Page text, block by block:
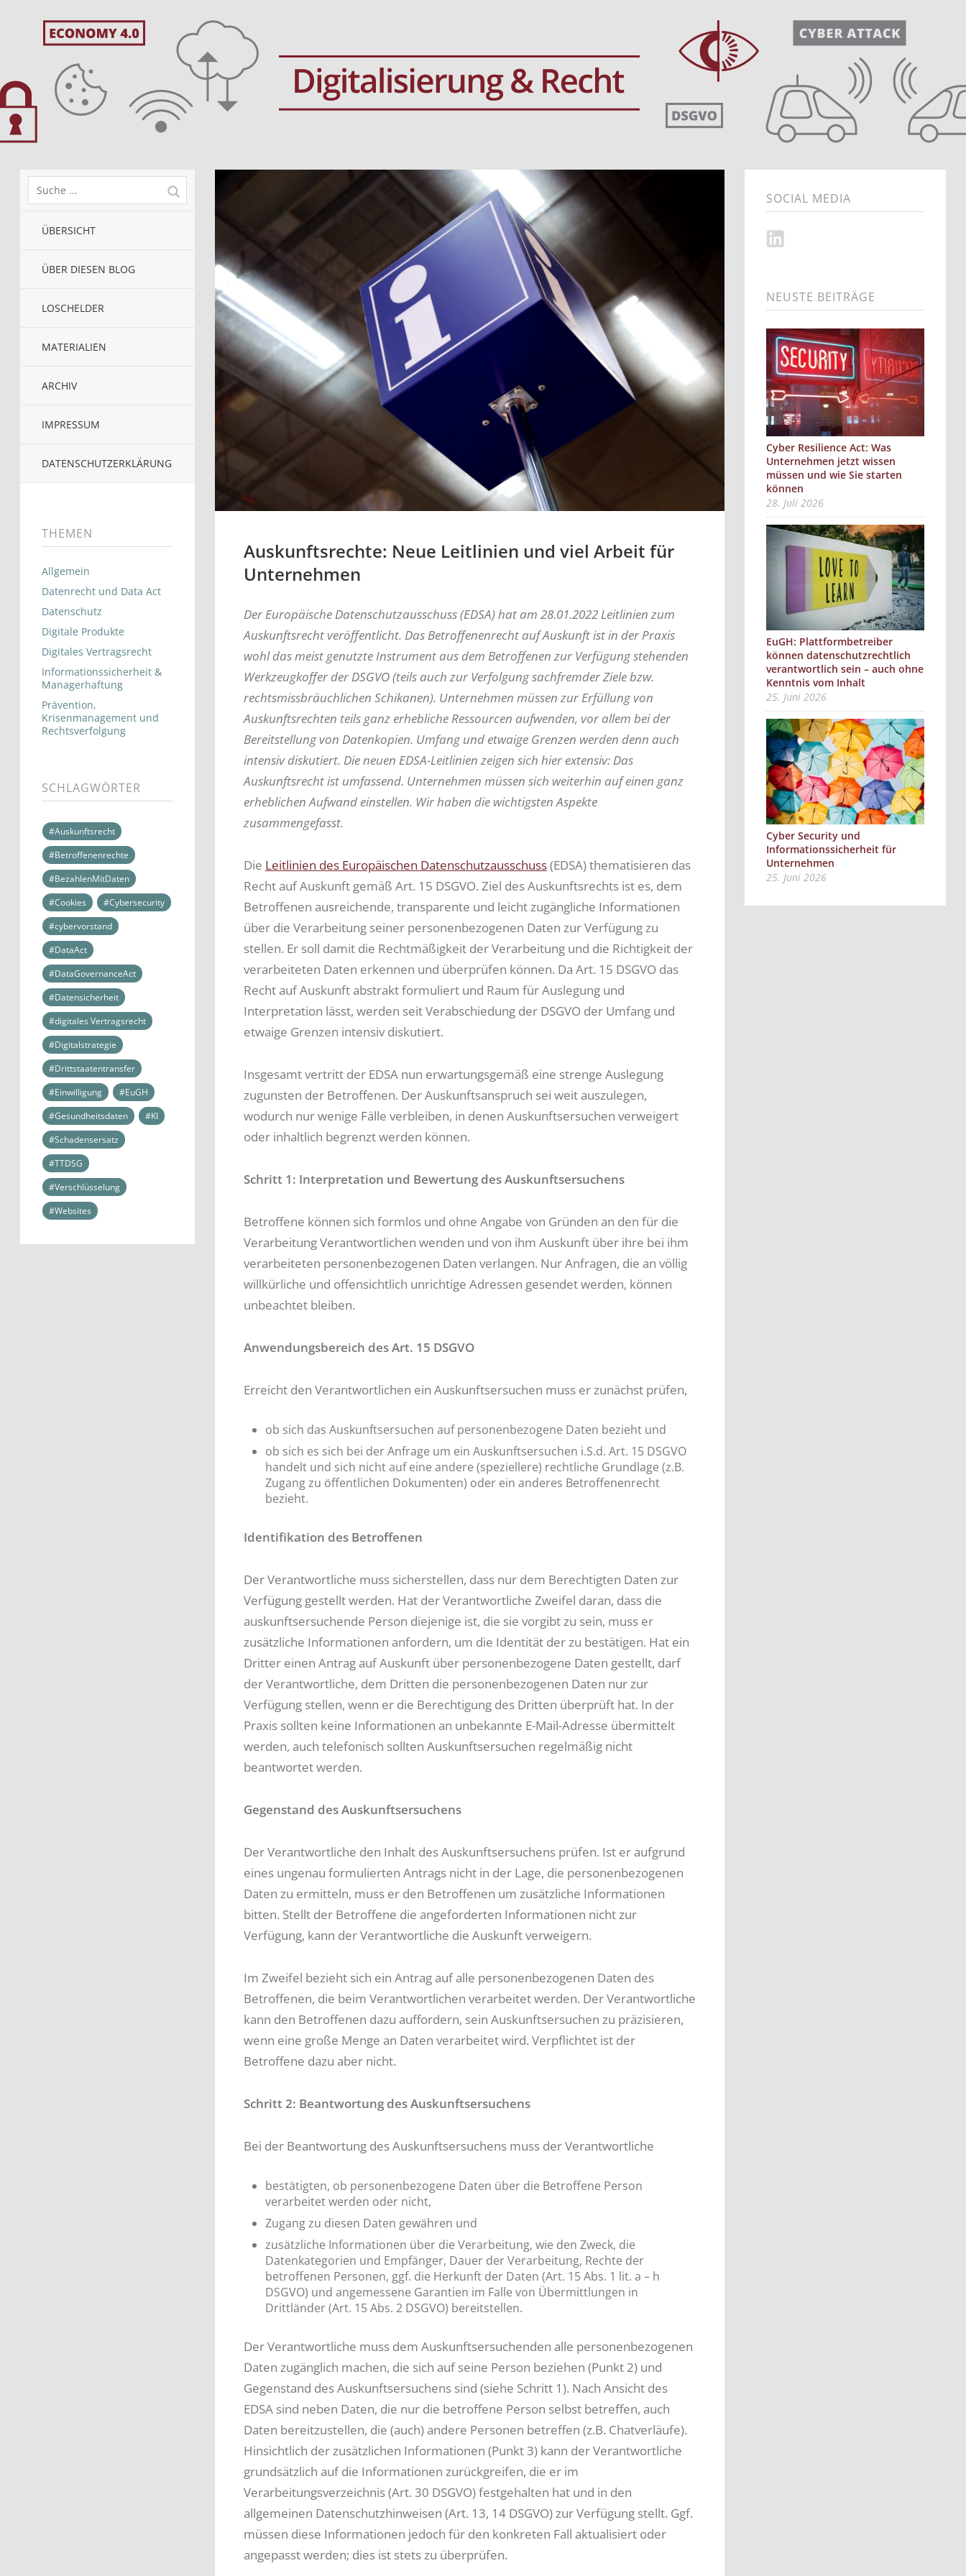
ÜBERSICHT
ÜBER DIESEN BLOG
LOSCHELDER
MATERIALIEN
ARCHIV
IMPRESSUM
DATENSCHUTZERKLÄRUNG
THEMEN
Allgemein
Datenrecht und Data Act
Datenschutz
Digitale Produkte
Digitales Vertragsrecht
Informationssicherheit &
Managerhaftung
Prävention,
Krisenmanagement und
Rechtsverfolgung
SCHLAGWÖRTER
#Auskunftsrecht
#Betroffenenrechte
#BezahlenMitDaten
#Cookies
#Cybersecurity
#cybervorstand
#DataAct
#DataGovernanceAct
#Datensicherheit
#digitales Vertragsrecht
#Digitalstrategie
#Drittstaatentransfer
#Einwilligung
#EuGH
#Gesundheitsdaten
#KI
#Schadensersatz
#TTDSG
#Verschlüsselung
#Websites
Auskunftsrechte: Neue Leitlinien und viel Arbeit für
Unternehmen
Der Europäische Datenschutzausschuss (EDSA) hat am 28.01.2022 Leitlinien zum
Auskunftsrecht veröffentlicht. Das Betroffenenrecht auf Auskunft ist in der Praxis
wohl das meist genutzte Instrument aus dem Betroffenen zur Verfügung stehenden
Werkzeugkoffer der DSGVO (teils auch zur Verfolgung sachfremder Ziele bzw.
rechtsmissbräuchlichen Schikanen). Unternehmen müssen zur Erfüllung von
Auskunftsrechten teils ganz erhebliche Ressourcen aufwenden, vor allem bei der
Bereitstellung von Datenkopien. Umfang und etwaige Grenzen werden denn auch
intensiv diskutiert. Die neuen EDSA-Leitlinien zeigen sich hier extensiv: Das
Auskunftsrecht ist umfassend. Unternehmen müssen sich weiterhin auf einen ganz
erheblichen Aufwand einstellen. Wir haben die wichtigsten Aspekte
zusammengefasst.
Die Leitlinien des Europäischen Datenschutzausschuss(EDSA) thematisieren das
Recht auf Auskunft gemäß Art. 15 DSGVO. Ziel des Auskunftsrechts ist es, dem
Betroffenen ausreichende, transparente und leicht zugängliche Informationen
über die Verarbeitung seiner personenbezogenen Daten zur Verfügung zu
stellen. Er soll damit die Rechtmäßigkeit der Verarbeitung und die Richtigkeit der
verarbeiteten Daten erkennen und überprüfen können. Da Art. 15 DSGVO das
Recht auf Auskunft abstrakt formuliert und Raum für Auslegung und
Interpretation lässt, werden seit Verabschiedung der DSGVO der Umfang und
etwaige Grenzen intensiv diskutiert.
Insgesamt vertritt der EDSA nun erwartungsgemäß eine strenge Auslegung
zugunsten der Betroffenen. Der Auskunftsanspruch sei weit auszulegen,
wodurch nur wenige Fälle verbleiben, in denen Auskunftsersuchen verweigert
oder inhaltlich begrenzt werden können.
Schritt 1: Interpretation und Bewertung des Auskunftsersuchens
Betroffene können sich formlos und ohne Angabe von Gründen an den für die
Verarbeitung Verantwortlichen wenden und von ihm Auskunft über ihre bei ihm
verarbeiteten personenbezogenen Daten verlangen. Nur Anfragen, die an völlig
willkürliche und offensichtlich unrichtige Adressen gesendet werden, können
unbeachtet bleiben.
Anwendungsbereich des Art. 15 DSGVO
Erreicht den Verantwortlichen ein Auskunftsersuchen muss er zunächst prüfen,
ob sich das Auskunftsersuchen auf personenbezogene Daten bezieht und
ob sich es sich bei der Anfrage um ein Auskunftsersuchen i.S.d. Art. 15 DSGVO
handelt und sich nicht auf eine andere (speziellere) rechtliche Grundlage (z.B.
Zugang zu öffentlichen Dokumenten) oder ein anderes Betroffenenrecht
bezieht.
Identifikation des Betroffenen
Der Verantwortliche muss sicherstellen, dass nur dem Berechtigten Daten zur
Verfügung gestellt werden. Hat der Verantwortliche Zweifel daran, dass die
auskunftsersuchende Person diejenige ist, die sie vorgibt zu sein, muss er
zusätzliche Informationen anfordern, um die Identität der zu bestätigen. Hat ein
Dritter einen Antrag auf Auskunft über personenbezogene Daten gestellt, darf
der Verantwortliche, dem Dritten die personenbezogenen Daten nur zur
Verfügung stellen, wenn er die Berechtigung des Dritten überprüft hat. In der
Praxis sollten keine Informationen an unbekannte E-Mail-Adresse übermittelt
werden, auch telefonisch sollten Auskunftsersuchen regelmäßig nicht
beantwortet werden.
Gegenstand des Auskunftsersuchens
Der Verantwortliche den Inhalt des Auskunftsersuchens prüfen. Ist er aufgrund
eines ungenau formulierten Antrags nicht in der Lage, die personenbezogenen
Daten zu ermitteln, muss er den Betroffenen um zusätzliche Informationen
bitten. Stellt der Betroffene die angeforderten Informationen nicht zur
Verfügung, kann der Verantwortliche die Auskunft verweigern.
Im Zweifel bezieht sich ein Antrag auf alle personenbezogenen Daten des
Betroffenen, die beim Verantwortlichen verarbeitet werden. Der Verantwortliche
kann den Betroffenen dazu auffordern, sein Auskunftsersuchen zu präzisieren,
wenn eine große Menge an Daten verarbeitet wird. Verpflichtet ist der
Betroffene dazu aber nicht.
Schritt 2: Beantwortung des Auskunftsersuchens
Bei der Beantwortung des Auskunftsersuchens muss der Verantwortliche
bestätigten, ob personenbezogene Daten über die Betroffene Person
verarbeitet werden oder nicht,
Zugang zu diesen Daten gewähren und
zusätzliche Informationen über die Verarbeitung, wie den Zweck, die
Datenkategorien und Empfänger, Dauer der Verarbeitung, Rechte der
betroffenen Personen, ggf. die Herkunft der Daten (Art. 15 Abs. 1 lit. a – h
DSGVO) und angemessene Garantien im Falle von Übermittlungen in
Drittländer (Art. 15 Abs. 2 DSGVO) bereitstellen.
Der Verantwortliche muss dem Auskunftsersuchenden alle personenbezogenen
Daten zugänglich machen, die sich auf seine Person beziehen (Punkt 2) und
Gegenstand des Auskunftsersuchens sind (siehe Schritt 1). Nach Ansicht des
EDSA sind neben Daten, die nur die betroffene Person selbst betreffen, auch
Daten bereitzustellen, die (auch) andere Personen betreffen (z.B. Chatverläufe).
Hinsichtlich der zusätzlichen Informationen (Punkt 3) kann der Verantwortliche
grundsätzlich auf die Informationen zurückgreifen, die er im
Verarbeitungsverzeichnis (Art. 30 DSGVO) festgehalten hat und in den
allgemeinen Datenschutzhinweisen (Art. 13, 14 DSGVO) zur Verfügung stellt. Ggf.
müssen diese Informationen jedoch für den konkreten Fall aktualisiert oder
angepasst werden; dies ist stets zu überprüfen.
SOCIAL MEDIA
NEUSTE BEITRÄGE
Cyber Resilience Act: Was
Unternehmen jetzt wissen
müssen und wie Sie starten
können
28. Juli 2026
EuGH: Plattformbetreiber
können datenschutzrechtlich
verantwortlich sein – auch ohne
Kenntnis vom Inhalt
25. Juni 2026
Cyber Security und
Informationssicherheit für
Unternehmen
25. Juni 2026